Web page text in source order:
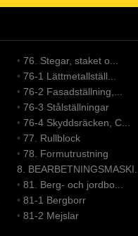
• 76. Stegar, staket o...
• 76-1 Lättmetallställ...
• 76-2 Fasadställning,...
• 76-3 Stålställningar
• 76-4 Skyddsräcken, C...
• 77. Rullblock
• 78. Formutrustning
8. BEARBETNINGSMASKI...
• 81. Berg- och jordbo...
• 81-1 Bergborr
• 81-2 Mejslar